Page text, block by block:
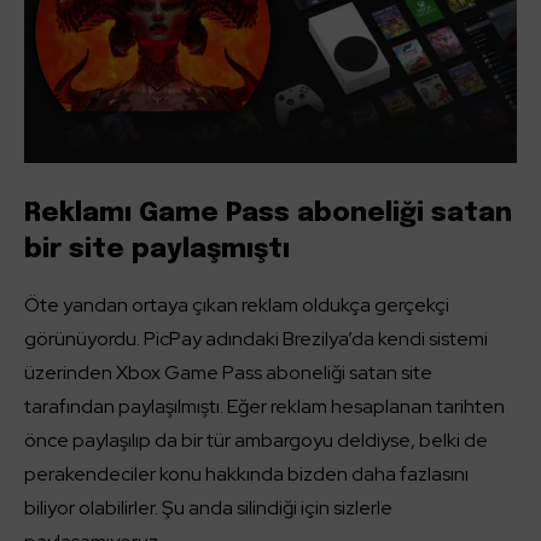
Reklamı Game Pass aboneliği satan
bir site paylaşmıştı
Öte yandan ortaya çıkan reklam oldukça gerçekçi
görünüyordu. PicPay adındaki Brezilya’da kendi sistemi
üzerinden Xbox Game Pass aboneliği satan site
tarafından paylaşılmıştı. Eğer reklam hesaplanan tarihten
önce paylaşılıp da bir tür ambargoyu deldiyse, belki de
perakendeciler konu hakkında bizden daha fazlasını
biliyor olabilirler. Şu anda silindiği için sizlerle